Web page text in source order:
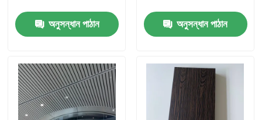
পণ্য
অনুসন্ধান পাঠান অনুসন্ধান পাঠান